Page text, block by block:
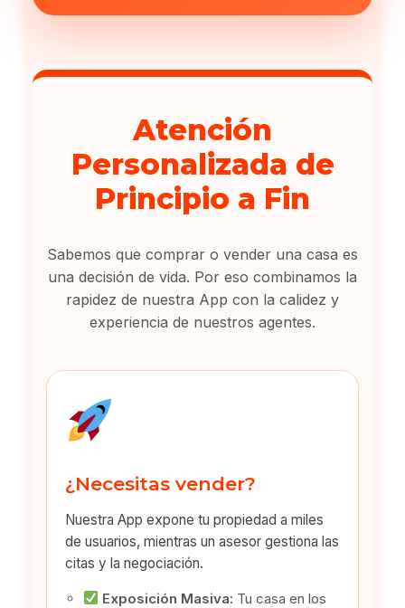
Atención
Personalizada de
Principio a Fin
Sabemos que comprar o vender una casa es
una decisión de vida. Por eso combinamos la
rapidez de nuestra App con la calidez y
experiencia de nuestros agentes.
¿Necesitas vender?
Nuestra App expone tu propiedad a miles
de usuarios, mientras un asesor gestiona las
citas y la negociación.
Exposición Masiva: Tu casa en los